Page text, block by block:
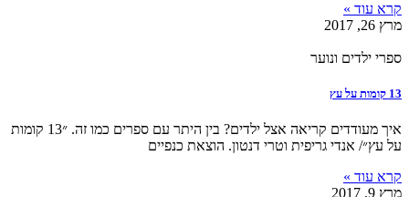
קרא עוד »
מרץ 26, 2017
ספרי ילדים ונוער
13 קומות על עץ
איך מעודדים קריאה אצל ילדים? בין היתר עם ספרים כמו זה. ״13 קומות
על עץ״/ אנדי גריפית וטרי דנטון. הוצאת כנפיים
קרא עוד »
מרץ 9, 2017